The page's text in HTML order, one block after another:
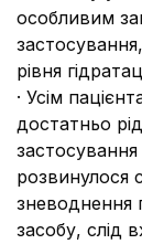
особливим
рівня
· Усім
достатньо
розвинулося
зневоднення
засобу, слід